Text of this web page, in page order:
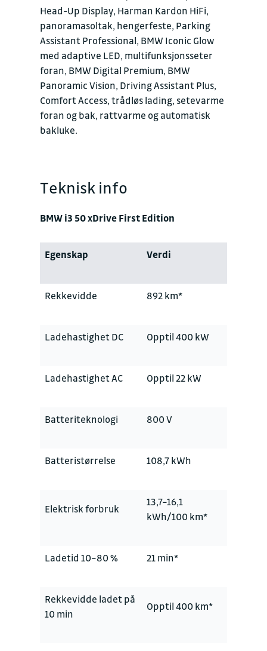
Head-Up Display, Harman Kardon HiFi,
panoramasoltak, hengerfeste, Parking
Assistant Professional, BMW Iconic Glow
med adaptive LED, multifunksjonsseter
foran, BMW Digital Premium, BMW
Panoramic Vision, Driving Assistant Plus,
Comfort Access, trådløs lading, setevarme
foran og bak, rattvarme og automatisk
bakluke.
Teknisk info
BMW i3 50 xDrive First Edition
Egenskap Verdi
Rekkevidde 892 km*
Ladehastighet DC Opptil 400 kW
Ladehastighet AC Opptil 22 kW
Batteriteknologi 800 V
Batteristørrelse 108,7 kWh
Elektrisk forbruk
13,7–16,1
kWh/100 km*
Ladetid 10–80 % 21 min*
Rekkevidde ladet på
10 min
Opptil 400 km*